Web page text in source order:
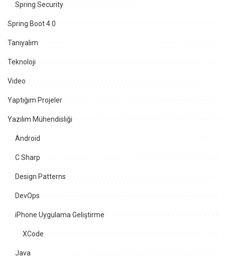
Spring Security
Spring Boot 4.0
Tanıyalım
Teknoloji
Video
Yaptığım Projeler
Yazılım Mühendisliği
Android
C Sharp
Design Patterns
DevOps
iPhone Uygulama Geliştirme
XCode
Java